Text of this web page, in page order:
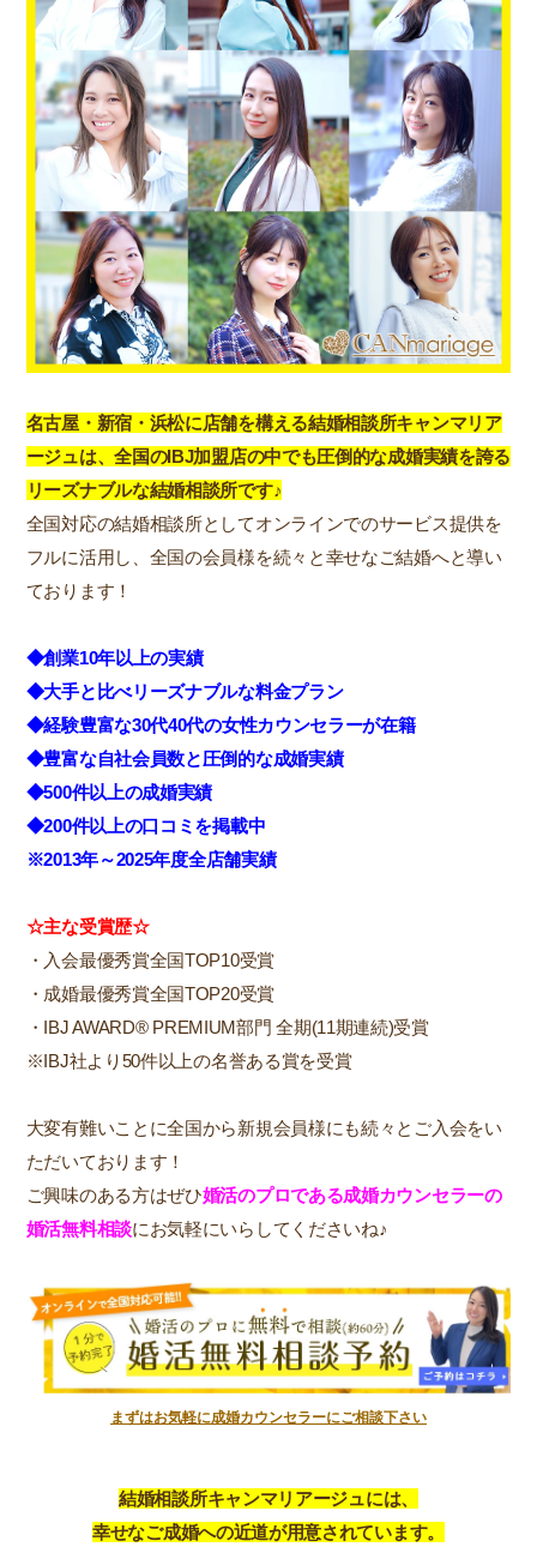
名古屋・新宿・浜松に店舗を構える結婚相談所キャンマリア
ージュは、全国のIBJ加盟店の中でも圧倒的な成婚実績を誇る
リーズナブルな結婚相談所です♪
全国対応の結婚相談所としてオンラインでのサービス提供を
フルに活用し、全国の会員様を続々と幸せなご結婚へと導い
ております！
◆創業10年以上の実績
◆大手と比べリーズナブルな料金プラン
◆経験豊富な30代40代の女性カウンセラーが在籍
◆豊富な自社会員数と圧倒的な成婚実績
◆500件以上の成婚実績
◆200件以上の口コミを掲載中
※2013年～2025年度全店舗実績
☆主な受賞歴☆
・入会最優秀賞全国TOP10受賞
・成婚最優秀賞全国TOP20受賞
・IBJ AWARD® PREMIUM部門 全期(11期連続)受賞
※IBJ社より50件以上の名誉ある賞を受賞
大変有難いことに全国から新規会員様にも続々とご入会をい
ただいております！
ご興味のある方はぜひ婚活のプロである成婚カウンセラーの
婚活無料相談にお気軽にいらしてくださいね♪
まずはお気軽に成婚カウンセラーにご相談下さい
結婚相談所キャンマリアージュには、
幸せなご成婚への近道が用意されています。